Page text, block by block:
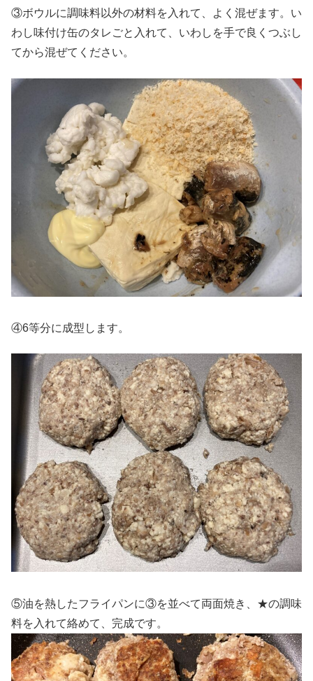
③ボウルに調味料以外の材料を入れて、よく混ぜます。い
わし味付け缶のタレごと入れて、いわしを手で良くつぶし
てから混ぜてください。
④6等分に成型します。
⑤油を熱したフライパンに③を並べて両面焼き、★の調味
料を入れて絡めて、完成です。